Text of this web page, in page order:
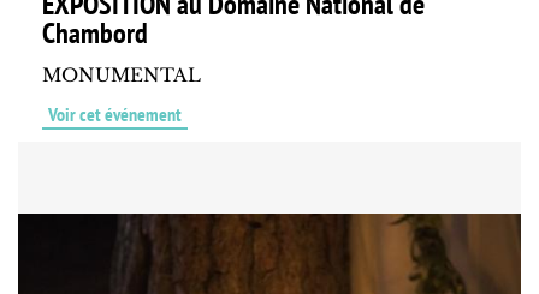
Chambord
MONUMENTAL
Voir cet événement